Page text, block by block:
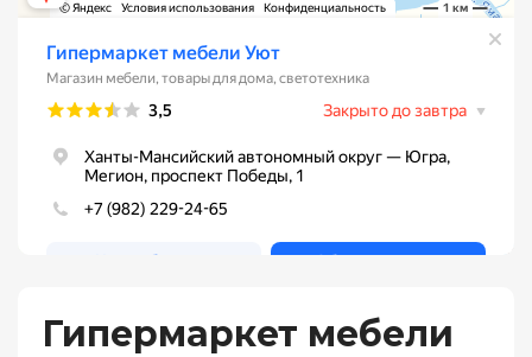
Гипермаркет мебели